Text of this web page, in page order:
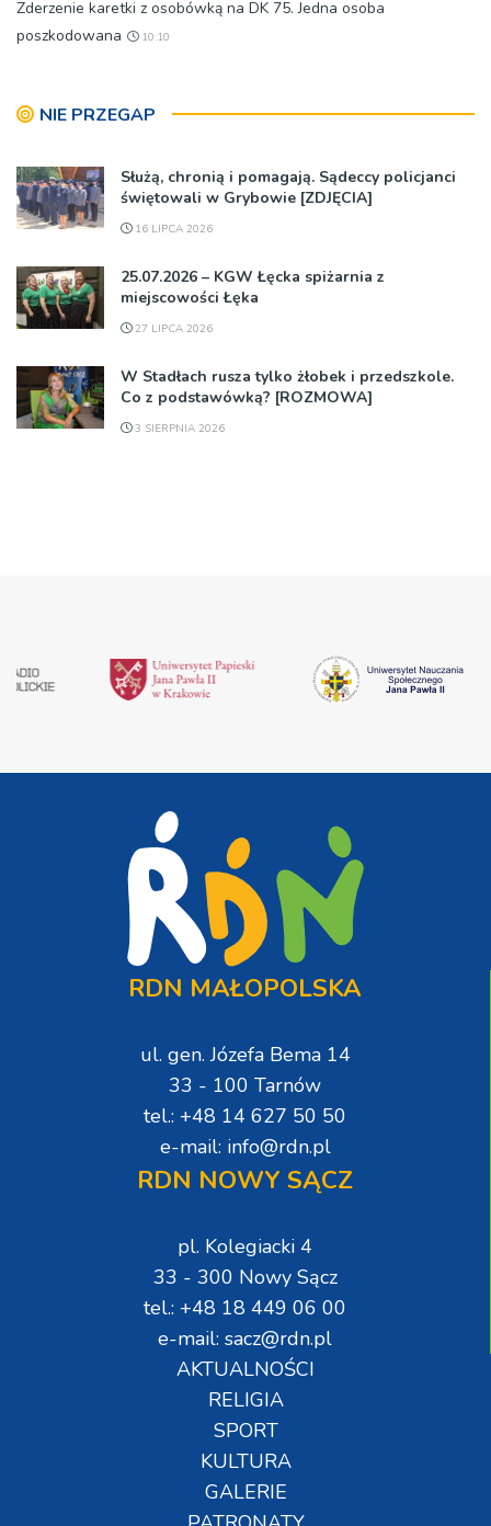
Zderzenie karetki z osobówką na DK 75. Jedna osoba
poszkodowana
10:10
NIE PRZEGAP
Służą, chronią i pomagają. Sądeccy policjanci
świętowali w Grybowie [ZDJĘCIA]
16 LIPCA 2026
25.07.2026 – KGW Łęcka spiżarnia z
miejscowości Łęka
27 LIPCA 2026
W Stadłach rusza tylko żłobek i przedszkole.
Co z podstawówką? [ROZMOWA]
3 SIERPNIA 2026
RDN MAŁOPOLSKA
ul. gen. Józefa Bema 14
33 - 100 Tarnów
tel.: +48 14 627 50 50
e-mail: info@rdn.pl
RDN NOWY SĄCZ
pl. Kolegiacki 4
33 - 300 Nowy Sącz
tel.: +48 18 449 06 00
e-mail: sacz@rdn.pl
AKTUALNOŚCI
RELIGIA
SPORT
KULTURA
GALERIE